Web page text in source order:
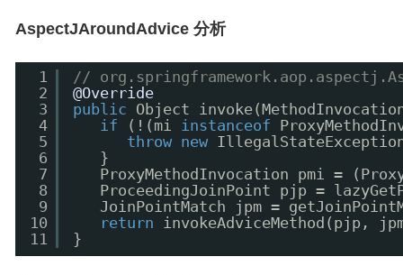
AspectJAroundAdvice 分析
1
2
3
4
5
6
7
8
9
10
11
//
@Override
public
Object
if
(!(mi instanceof
throw new
}
ProxyMethodInvocation pmi =
ProceedingJoinPoint pjp =
JoinPointMatch jpm =
return
invokeAdviceMethod(pjp,
}